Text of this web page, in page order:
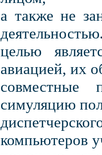
а также не
целью
авиацией, их
совместные
симуляцию
компьютеров